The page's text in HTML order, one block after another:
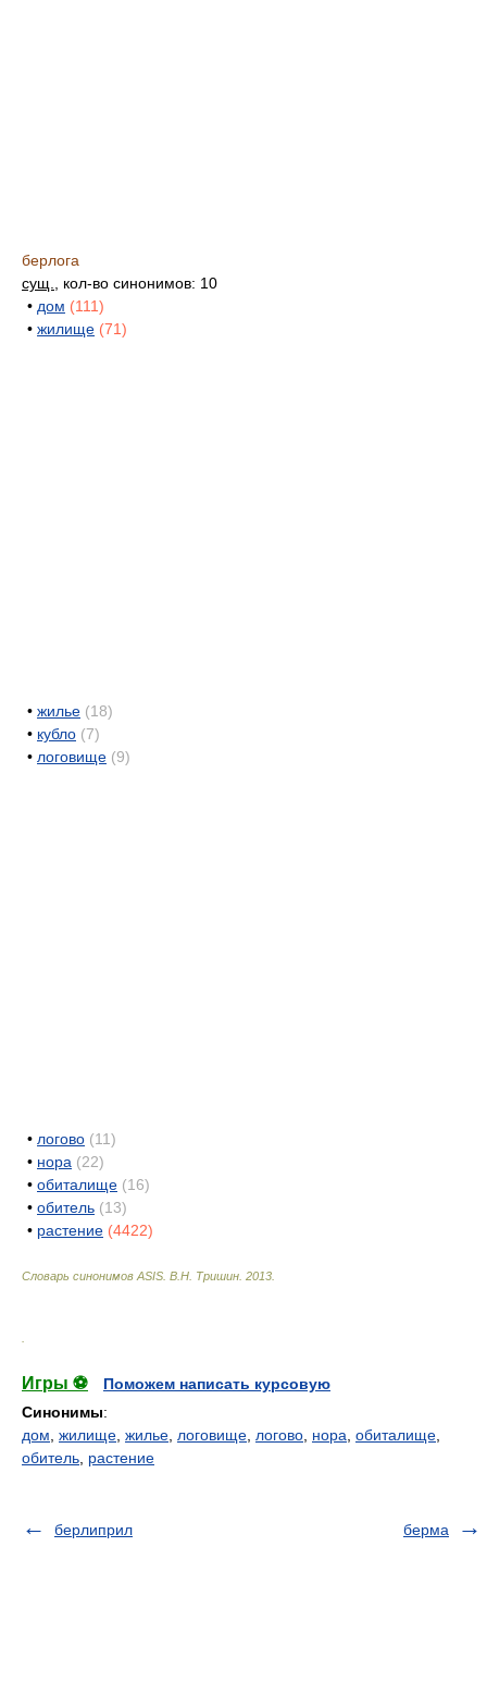
берлога
сущ.
, кол-во синонимов: 10
• дом (111)
• жилище (71)
• жилье (18)
• кубло (7)
• логовище (9)
• логово (11)
• нора (22)
• обиталище (16)
• обитель (13)
• растение (4422)
Словарь синонимов ASIS. В.Н. Тришин 2013
Игры ⚽
Поможем написать курсовую
Синонимы:
дом жилище жилье логовище логово нора обиталище
обитель растение
берлиприл берма